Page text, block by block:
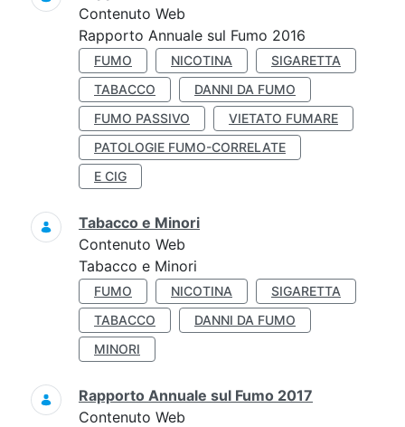
Contenuto Web
Rapporto Annuale sul Fumo 2016
FUMO NICOTINA
SIGARETTA
TABACCO
DANNI DA FUMO
FUMO PASSIVO
VIETATO FUMARE
PATOLOGIE FUMO-CORRELATE
E CIG
Tabacco e Minori
Contenuto Web
Tabacco e Minori
FUMO NICOTINA
SIGARETTA
TABACCO
DANNI DA FUMO
MINORI
Rapporto Annuale sul Fumo 2017
Contenuto Web